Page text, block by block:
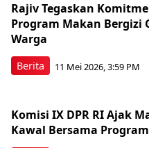
Berita
Rajiv Tegaskan
Program Makan Bergizi
Warga
11 Mei 2026, 3:59 PM
Komisi IX DPR RI Ajak
Kawal Bersama